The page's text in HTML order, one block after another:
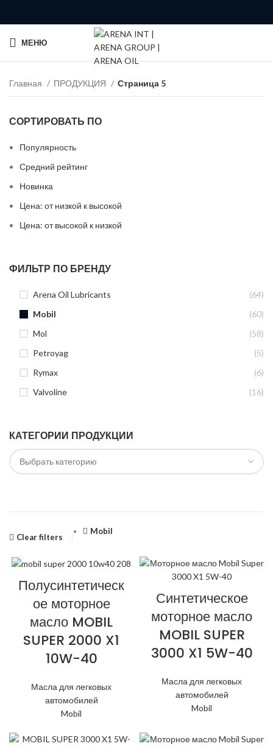
МЕНЮ
Главная ПРОДУКЦИЯ Страница 5
СОРТИРОВАТЬ ПО
Популярность
Средний рейтинг
Новинка
Цена: от низкой к высокой
Цена: от высокой к низкой
ФИЛЬТР ПО БРЕНДУ
Arena Oil Lubricants
(64)
Mobil
(60)
Mol
(58)
Petroyag
(5)
Rymax
(6)
Valvoline
(16)
КАТЕГОРИИ ПРОДУКЦИИ
Clear filters
Mobil
Полусинтетическ
ое моторное
масло MOBIL
SUPER 2000 X1
10W-40
Масла для легковых
автомобилей
Mobil
Синтетическое
моторное масло
MOBIL SUPER
3000 X1 5W-40
Масла для легковых
автомобилей
Mobil